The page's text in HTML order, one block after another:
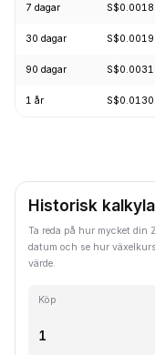
7 dagar
30 dagar
90 dagar
1 år
Historisk
Ta reda på hur mycket din
datum och se hur
värde.
Köp